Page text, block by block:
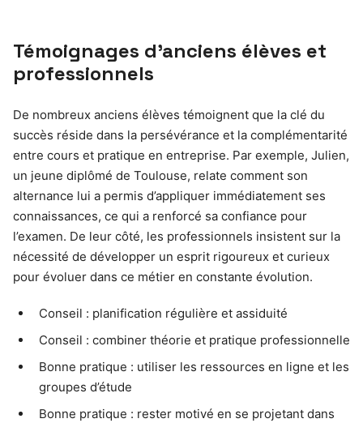
Témoignages d’anciens élèves et
professionnels
De nombreux anciens élèves témoignent que la clé du
succès réside dans la persévérance et la complémentarité
entre cours et pratique en entreprise. Par exemple, Julien,
un jeune diplômé de Toulouse, relate comment son
alternance lui a permis d’appliquer immédiatement ses
connaissances, ce qui a renforcé sa confiance pour
l’examen. De leur côté, les professionnels insistent sur la
nécessité de développer un esprit rigoureux et curieux
pour évoluer dans ce métier en constante évolution.
Conseil : planification régulière et assiduité
Conseil : combiner théorie et pratique professionnelle
Bonne pratique : utiliser les ressources en ligne et les
groupes d’étude
Bonne pratique : rester motivé en se projetant dans